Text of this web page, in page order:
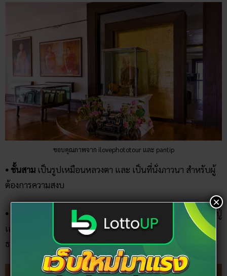
ขอบคุณภาพจาก ilovephototour และ pantip
• ชั้นสาม เป็นรูปเหมือนหลวงตา และ เป็นที่นั่งภาวนา สำหรับผู้
ต้องการความสงบ
• ชั้นสี่ชั้นบนสุด
เป็นที่ประดิษฐานพระประธาน รูปเหมือนหลวงปู่
เสาร์ หลวงปู่มั่น หลวงตามหาบัว และหลวงปู่หล้า โดยมีพระอัฐิ
ธาตุของ พ่อแม่ครูบาอาจารย์ ให้กราบไหว้ด้วย
×